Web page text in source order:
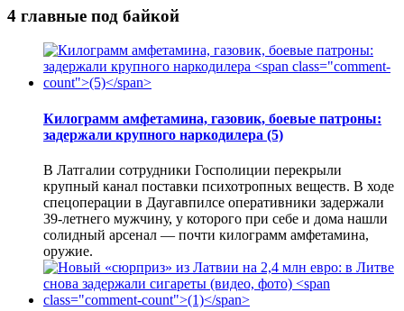
4 главные под байкой
Килограмм амфетамина, газовик, боевые патроны:
задержали крупного наркодилера (5)
В Латгалии сотрудники Госполиции перекрыли
крупный канал поставки психотропных веществ. В ходе
спецоперации в Даугавпилсе оперативники задержали
39-летнего мужчину, у которого при себе и дома нашли
солидный арсенал — почти килограмм амфетамина,
оружие.